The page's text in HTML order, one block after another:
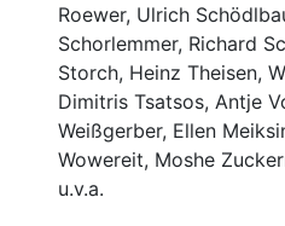
Roewer, Ulrich
Schorlemmer, Richard
Storch, Heinz Theisen,
Dimitris Tsatsos, Antje
Weißgerber, Ellen
Wowereit, Moshe
u.v.a.